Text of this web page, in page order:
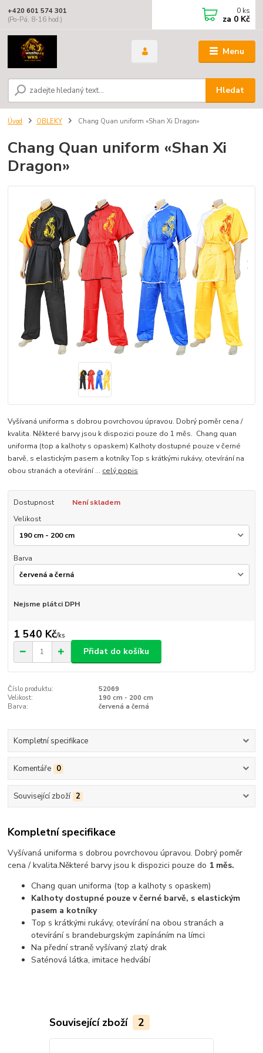
Menu
Hledat
+420 601 574 301
(Po-Pá, 8-16 hod.)
0 ks
za 0 Kč
Úvod OBLEKY Chang Quan uniform «Shan Xi Dragon»
Chang Quan uniform «Shan Xi
Dragon»
Vyšívaná uniforma s dobrou povrchovou úpravou. Dobrý poměr cena /
kvalita. Některé barvy jsou k dispozici pouze do 1 měs. Chang quan
uniforma (top a kalhoty s opaskem) Kalhoty dostupné pouze v černé
barvě, s elastickým pasem a kotníky Top s krátkými rukávy, otevírání na
obou stranách a otevírání ... celý popis
Dostupnost
Není skladem
Velikost
Barva
Nejsme plátci DPH
1 540 Kč/ks
Přidat do košíku
Číslo produktu:
52069
Velikost:
190 cm - 200 cm
Barva:
červená a černá
Kompletní specifikace
Komentáře 0
Související zboží 2
Kompletní specifikace
Vyšívaná uniforma s dobrou povrchovou úpravou. Dobrý poměr
cena / kvalita.Některé barvy jsou k dispozici pouze do 1 měs.
Chang quan uniforma (top a kalhoty s opaskem)
Kalhoty dostupné pouze v černé barvě, s elastickým
pasem a kotníky
Top s krátkými rukávy, otevírání na obou stranách a
otevírání s brandeburgským zapínáním na límci
Na přední straně vyšívaný zlatý drak
Saténová látka, imitace hedvábí
Související zboží 2